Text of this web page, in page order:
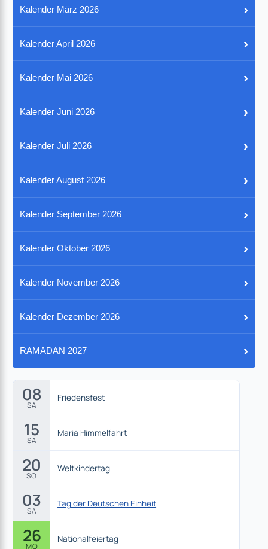
Kalender März 2026 ›
Kalender April 2026 ›
Kalender Mai 2026 ›
Kalender Juni 2026 ›
Kalender Juli 2026 ›
Kalender August 2026 ›
Kalender September 2026 ›
Kalender Oktober 2026 ›
Kalender November 2026 ›
Kalender Dezember 2026 ›
RAMADAN 2027 ›
08
SA
Friedensfest
15
SA
Mariä Himmelfahrt
20
SO
Weltkindertag
03
SA
Tag der Deutschen Einheit
26
MO
Nationalfeiertag